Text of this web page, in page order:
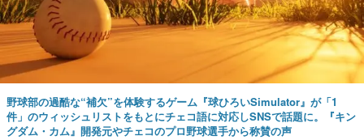
野球部の過酷な“補欠”を体験するゲーム『球ひろいSimulator』が「1
件」のウィッシュリストをもとにチェコ語に対応しSNSで話題に。『キン
グダム・カム』開発元やチェコのプロ野球選手から称賛の声